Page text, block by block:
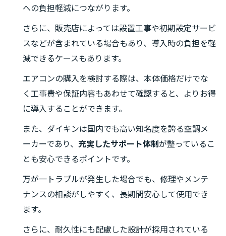
への負担軽減につながります。
さらに、販売店によっては設置工事や初期設定サービ
スなどが含まれている場合もあり、導入時の負担を軽
減できるケースもあります。
エアコンの購入を検討する際は、本体価格だけでな
く工事費や保証内容もあわせて確認すると、よりお得
に導入することができます。
また、ダイキンは国内でも高い知名度を誇る空調メ
ーカーであり、 充実したサポート体制が整っているこ
とも安心できるポイントです。
万が一トラブルが発生した場合でも、修理やメンテ
ナンスの相談がしやすく、長期間安心して使用でき
ます。
さらに、耐久性にも配慮した設計が採用されている